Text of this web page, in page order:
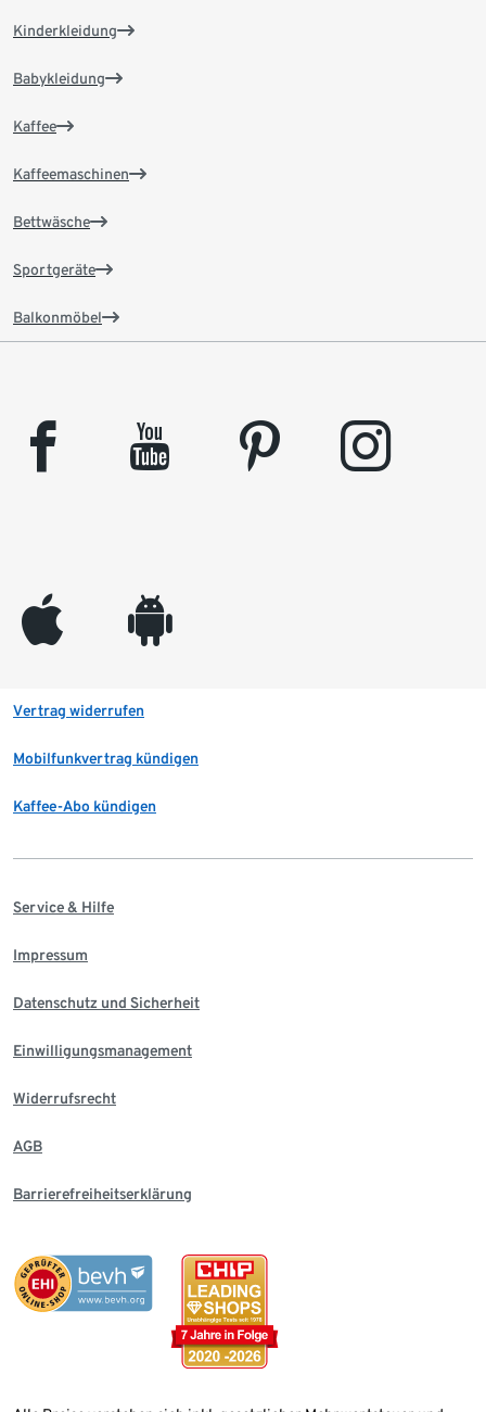
Kinderkleidung
Babykleidung
Kaffee
Kaffeemaschinen
Bettwäsche
Sportgeräte
Balkonmöbel
facebook youtube pinterest instagram
appleinc android
Vertrag widerrufen
Mobilfunkvertrag kündigen
Kaffee-Abo kündigen
Service & Hilfe
Impressum
Datenschutz und Sicherheit
Einwilligungsmanagement
Widerrufsrecht
AGB
Barrierefreiheitserklärung